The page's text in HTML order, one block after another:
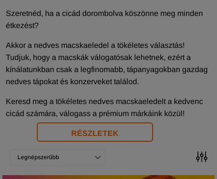
RÉSZLETEK
Szeretnéd, ha a cicád dorombolva köszönne meg minden
étkezést?
Akkor a nedves macskaeledel a tökéletes választás!
Tudjuk, hogy a macskák válogatósak lehetnek, ezért a
kínálatunkban csak a legfinomabb, tápanyagokban gazdag
nedves tápokat és konzerveket találod.
Keresd meg a tökéletes nedves macskaeledelt a kedvenc
cicád számára, válogass a prémium márkáink közül!
Legnépszerűbb